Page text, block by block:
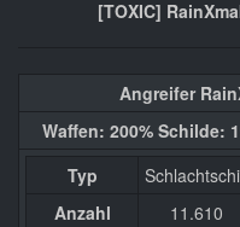
[TOXIC]
Angreifer
Waffen: 200% Schilde:
Typ
Anzahl
11.610